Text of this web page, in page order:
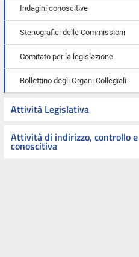
Indagini conoscitive
Stenografici delle Commissioni
Comitato per la legislazione
Bollettino degli Organi Collegiali
Attività Legislativa
Attività di indirizzo, controllo e
conoscitiva